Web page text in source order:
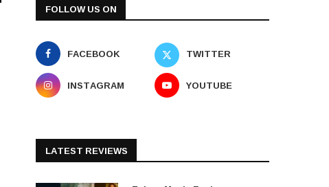
FOLLOW US ON
FACEBOOK
TWITTER
INSTAGRAM
YOUTUBE
LATEST REVIEWS